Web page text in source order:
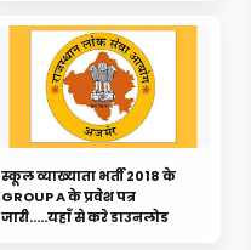
स्कूल व्याख्याता भर्ती 2018 के
GROUP A के प्रवेश पत्र
जारी.....यहाँ से करे डाउनलोड